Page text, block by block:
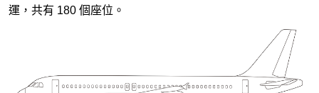
運，共有 180 個座位。